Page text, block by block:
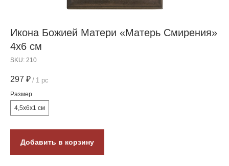
Икона Божией Матери «Матерь Смирения»
4x6 см
SKU: 210
297 ₽ / 1 pc
Размер
4,5x6x1 см
Добавить в корзину